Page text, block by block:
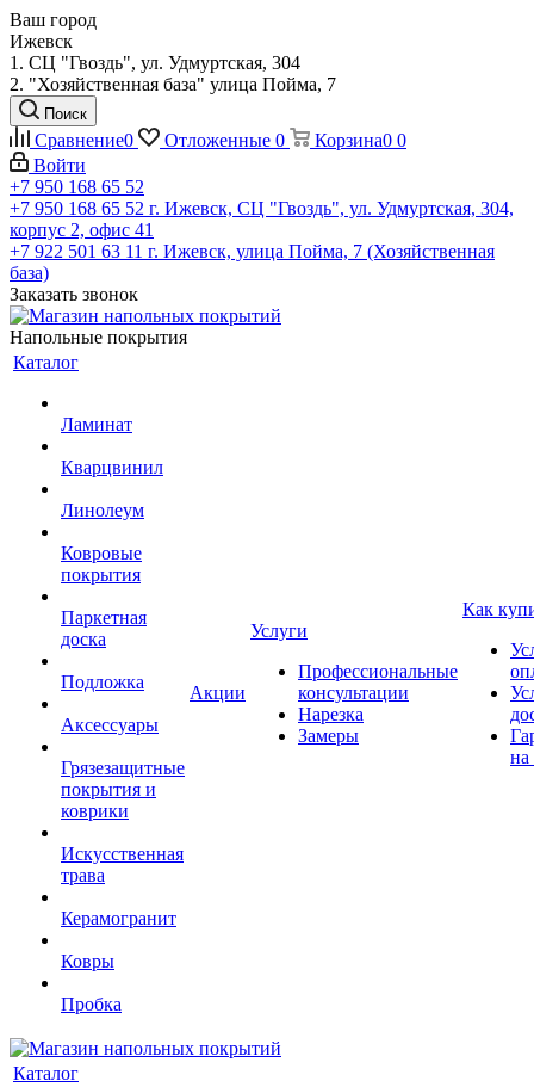
Ваш город
Ижевск
1. СЦ "Гвоздь", ул. Удмуртская, 304
2. "Хозяйственная база" улица Пойма, 7
Поиск
Сравнение0 Отложенные 0 Корзина0 0
Войти
+7 950 168 65 52
+7 950 168 65 52 г. Ижевск, СЦ "Гвоздь", ул. Удмуртская, 304,
корпус 2, офис 41
+7 922 501 63 11 г. Ижевск, улица Пойма, 7 (Хозяйственная
база)
Заказать звонок
Напольные покрытия
Каталог
Ламинат
Кварцвинил
Линолеум
Ковровые
покрытия
Паркетная
доска
Подложка
Аксессуары
Грязезащитные
покрытия и
коврики
Искусственная
трава
Керамогранит
Ковры
Пробка
Акции
Услуги
Профессиональные
консультации
Нарезка
Замеры
Как
на
Каталог